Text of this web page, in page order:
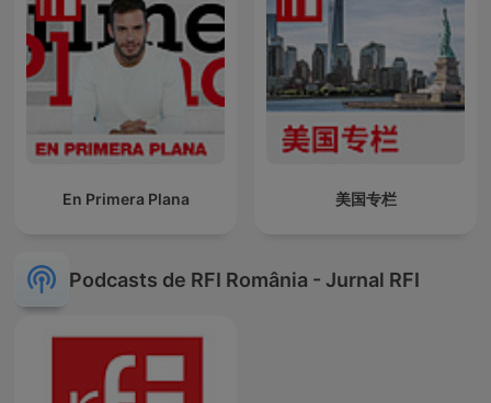
En Primera Plana 美国专栏
Podcasts de RFI România - Jurnal RFI